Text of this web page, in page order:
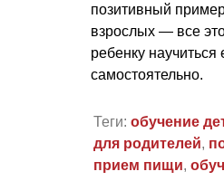
позитивный
взрослых — все
ребенку научиться
самостоятельно.
Теги: обучение
для родителей,
прием пищи,